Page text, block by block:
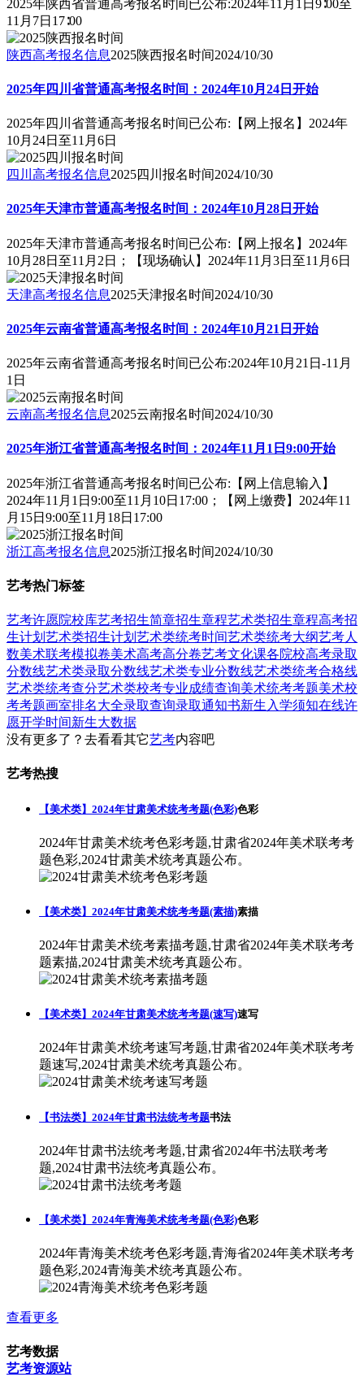
2025年陕西省普通高考报名时间已公布:2024年11月1日9∶00至
11月7日17∶00
陕西高考报名信息2025陕西报名时间2024/10/30
2025年四川省普通高考报名时间：2024年10月24日开始
2025年四川省普通高考报名时间已公布:【网上报名】2024年
10月24日至11月6日
四川高考报名信息2025四川报名时间2024/10/30
2025年天津市普通高考报名时间：2024年10月28日开始
2025年天津市普通高考报名时间已公布:【网上报名】2024年
10月28日至11月2日；【现场确认】2024年11月3日至11月6日
天津高考报名信息2025天津报名时间2024/10/30
2025年云南省普通高考报名时间：2024年10月21日开始
2025年云南省普通高考报名时间已公布:2024年10月21日-11月
1日
云南高考报名信息2025云南报名时间2024/10/30
2025年浙江省普通高考报名时间：2024年11月1日9:00开始
2025年浙江省普通高考报名时间已公布:【网上信息输入】
2024年11月1日9:00至11月10日17:00；【网上缴费】2024年11
月15日9:00至11月18日17:00
浙江高考报名信息2025浙江报名时间2024/10/30
艺考热门标签
艺考许愿院校库艺考招生简章招生章程艺术类招生章程高考招
生计划 艺术类招生计划 艺术类统考时间艺术类统考大纲艺考人
数美术联考模拟卷美术高考高分卷艺考文化课各院校高考录取
分数线艺术类录取分数线艺术类专业分数线艺术类统考合格线
艺术类统考查分艺术类校考专业成绩查询美术统考考题美术校
考考题画室排名大全录取查询录取通知书新生入学须知在线许
愿开学时间新生大数据
没有更多了？去看看其它艺考内容吧
艺考热搜
【美术类】2024年甘肃美术统考考题(色彩)色彩
2024年甘肃美术统考色彩考题,甘肃省2024年美术联考考
题色彩,2024甘肃美术统考真题公布。
【美术类】2024年甘肃美术统考考题(素描)素描
2024年甘肃美术统考素描考题,甘肃省2024年美术联考考
题素描,2024甘肃美术统考真题公布。
【美术类】2024年甘肃美术统考考题(速写)速写
2024年甘肃美术统考速写考题,甘肃省2024年美术联考考
题速写,2024甘肃美术统考真题公布。
【书法类】2024年甘肃书法统考考题书法
2024年甘肃书法统考考题,甘肃省2024年书法联考考
题,2024甘肃书法统考真题公布。
【美术类】2024年青海美术统考考题(色彩)色彩
2024年青海美术统考色彩考题,青海省2024年美术联考考
题色彩,2024青海美术统考真题公布。
查看更多
艺考数据
艺考资源站